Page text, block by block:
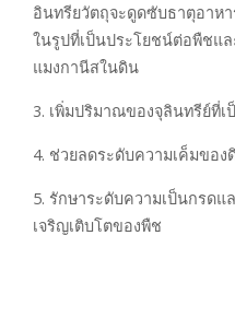
อินทรียวัตถุจะดูดซับธาตุอาห
ในรูปที่เป็นประโยชน์ต่อพืชแ
แมงกานีสในดิน
3. เพิ่มปริมาณของจุลินทรีย์ที่
4. ช่วยลดระดับความเค็มของ
5. รักษาระดับความเป็นกรดแ
เจริญเติบโตของพืช